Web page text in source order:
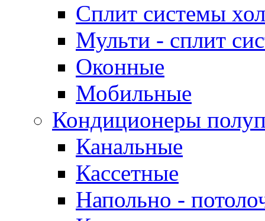
Сплит системы
Мульти - сплит
Оконные
Мобильные
Кондиционеры
Канальные
Кассетные
Напольно -